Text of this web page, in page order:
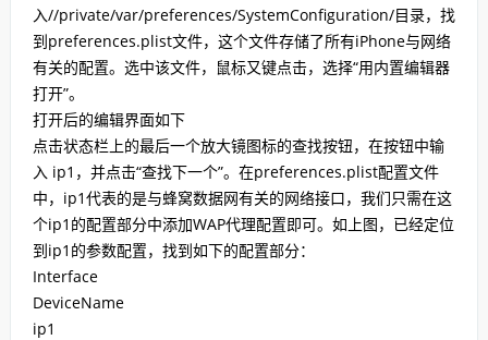
入//private/var/preferences/SystemConfiguration/目录，找
到preferences.plist文件，这个文件存储了所有iPhone与网络
有关的配置。选中该文件，鼠标又键点击，选择“用内置编辑器
打开”。
打开后的编辑界面如下
点击状态栏上的最后一个放大镜图标的查找按钮，在按钮中输
入 ip1，并点击“查找下一个”。在preferences.plist配置文件
中，ip1代表的是与蜂窝数据网有关的网络接口，我们只需在这
个ip1的配置部分中添加WAP代理配置即可。如上图，已经定位
到ip1的参数配置，找到如下的配置部分：
Interface
DeviceName
ip1